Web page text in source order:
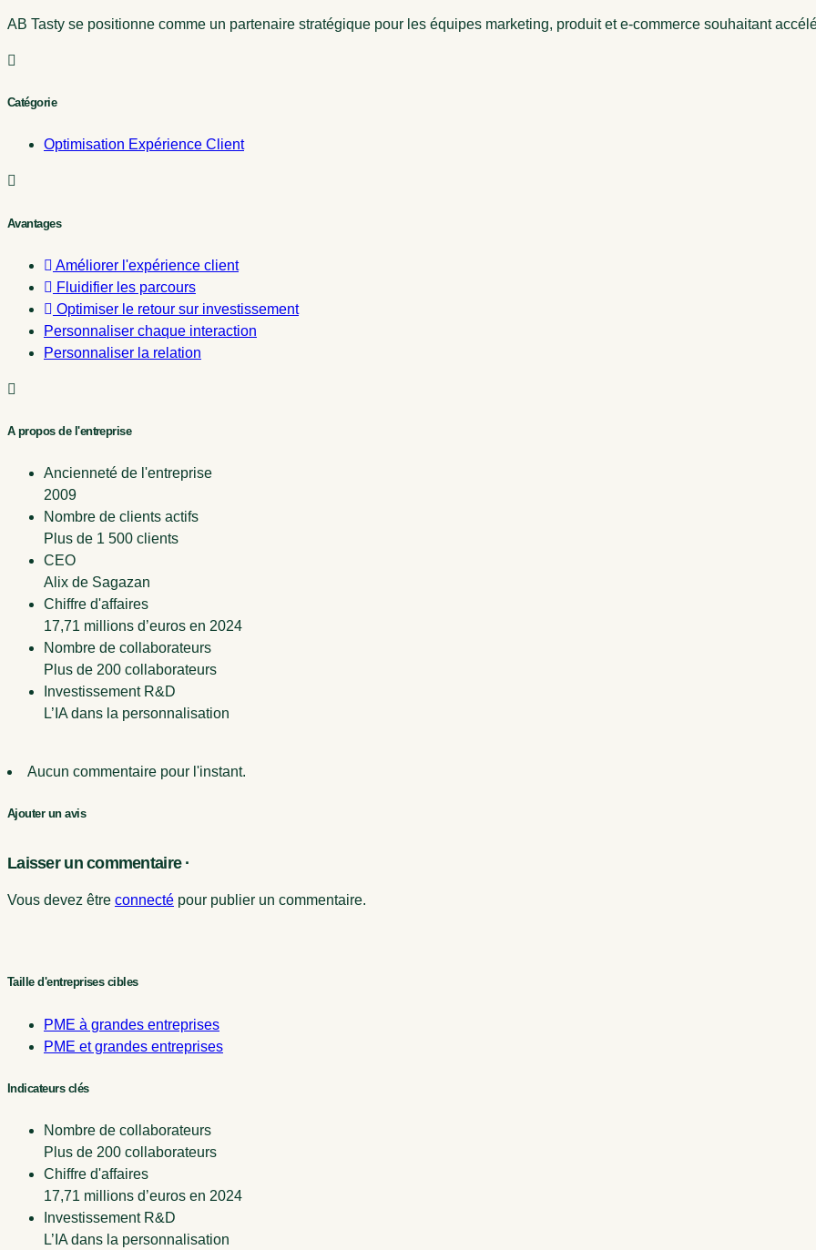
AB Tasty se positionne comme un partenaire stratégique pour les équipes marketing, produit et e-commerce souhaitant
Catégorie
Optimisation Expérience Client
Avantages
Améliorer l'expérience client
Fluidifier les parcours
Optimiser le retour sur investissement
Personnaliser chaque interaction
Personnaliser la relation
A propos de l'entreprise
Ancienneté de l'entreprise
2009
Nombre de clients actifs
Plus de 1 500 clients
CEO
Alix de Sagazan
Chiffre d'affaires
17,71 millions d’euros en 2024
Nombre de collaborateurs
Plus de 200 collaborateurs
Investissement R&D
L’IA dans la personnalisation
Aucun commentaire pour l'instant.
Ajouter un avis
Laisser un commentaire ·
Vous devez être connecté pour publier un commentaire.
Taille d'entreprises cibles
PME à grandes entreprises
PME et grandes entreprises
Indicateurs clés
Nombre de collaborateurs
Plus de 200 collaborateurs
Chiffre d'affaires
17,71 millions d’euros en 2024
Investissement R&D
L’IA dans la personnalisation